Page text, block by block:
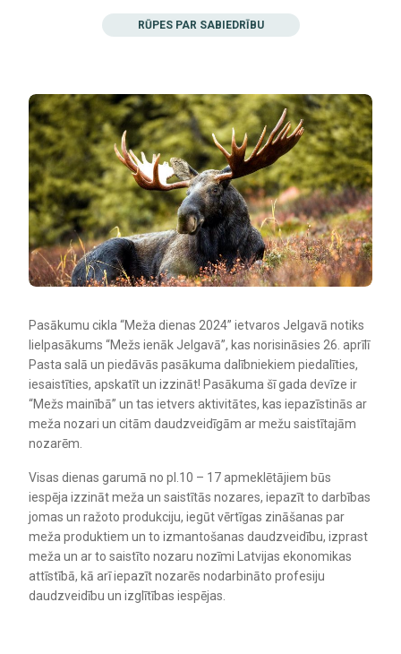
RŪPES PAR SABIEDRĪBU
Pasākumu cikla “Meža dienas 2024” ietvaros Jelgavā notiks
lielpasākums “Mežs ienāk Jelgavā”, kas norisināsies 26. aprīlī
Pasta salā un piedāvās pasākuma dalībniekiem piedalīties,
iesaistīties, apskatīt un izzināt! Pasākuma šī gada devīze ir
“Mežs mainībā” un tas ietvers aktivitātes, kas iepazīstinās ar
meža nozari un citām daudzveidīgām ar mežu saistītajām
nozarēm.
Visas dienas garumā no pl.10 – 17 apmeklētājiem būs
iespēja izzināt meža un saistītās nozares, iepazīt to darbības
jomas un ražoto produkciju, iegūt vērtīgas zināšanas par
meža produktiem un to izmantošanas daudzveidību, izprast
meža un ar to saistīto nozaru nozīmi Latvijas ekonomikas
attīstībā, kā arī iepazīt nozarēs nodarbināto profesiju
daudzveidību un izglītības iespējas.